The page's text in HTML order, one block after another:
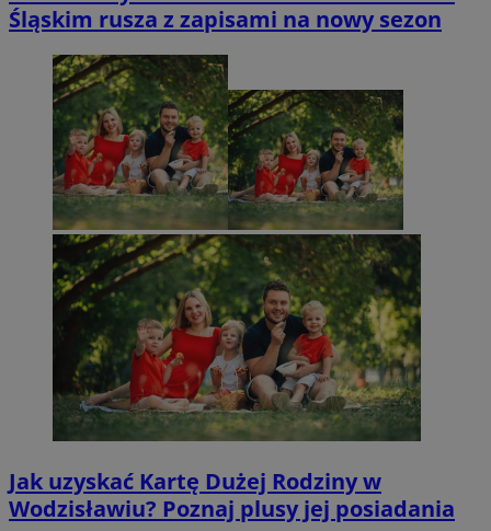
Śląskim rusza z zapisami na nowy sezon
Jak uzyskać Kartę Dużej Rodziny w
Wodzisławiu? Poznaj plusy jej posiadania